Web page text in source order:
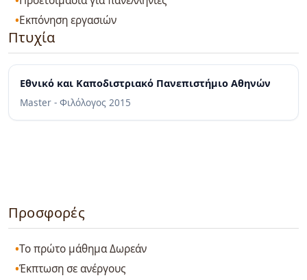
Εκπόνηση εργασιών
Πτυχία
Εθνικό και Καποδιστριακό Πανεπιστήμιο Αθηνών
Master - Φιλόλογος 2015
Προσφορές
Το πρώτο μάθημα Δωρεάν
Έκπτωση σε ανέργους